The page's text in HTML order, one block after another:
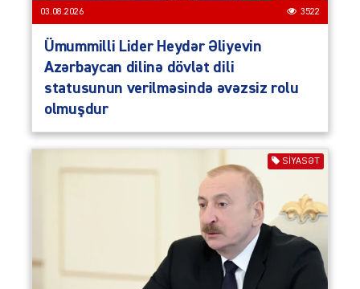
03.08.2026 3522
Ümummilli Lider Heydər Əliyevin
Azərbaycan dilinə dövlət dili
statusunun verilməsində əvəzsiz rolu
olmuşdur
SIYASƏT